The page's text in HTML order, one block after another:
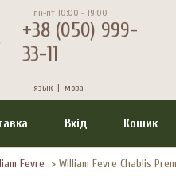
пн-пт 10:00 - 19:00
+38 (050) 999-
33-11
язык | мова
Вхід Кошик
Fevre > William Fevre Chablis